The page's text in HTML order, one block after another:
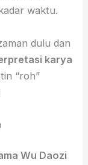
waktu.
dulu dan
karya
“roh”
Wu Daozi